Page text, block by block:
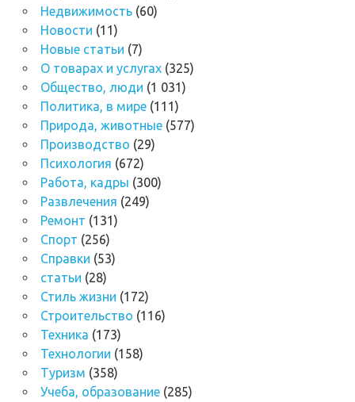
Недвижимость(60)
Новости (11)
Новые статьи (7)
О товарах и услугах(325)
Общество, люди (1 031)
Политика, в мире(111)
Природа, животные(577)
Производство (29)
Психология (672)
Работа, кадры (300)
Развлечения (249)
Ремонт (131)
Спорт (256)
Справки (53)
статьи (28)
Стиль жизни (172)
Строительство (116)
Техника (173)
Технологии (158)
Туризм (358)
Учеба, образование(285)